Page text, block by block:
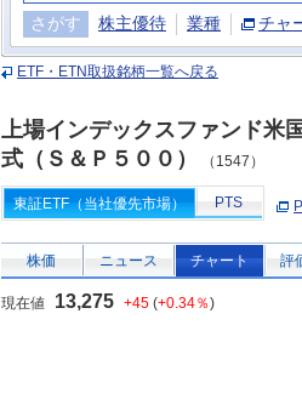
さがす 株主優待 業種 チャ
ETF・ETN取扱銘柄一覧へ戻る
上場インデックスファンド米
式（Ｓ＆Ｐ５００）
（1547）
東証ETF（当社優先市場） PTS
株価 ニュース チャート 評
現在値 13,275 +45 (+0.34％)